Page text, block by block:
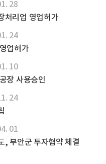
28
처리업 영업허가
24
업허가
10
장 사용승인
24
01
, 부안군 투자협약 체결